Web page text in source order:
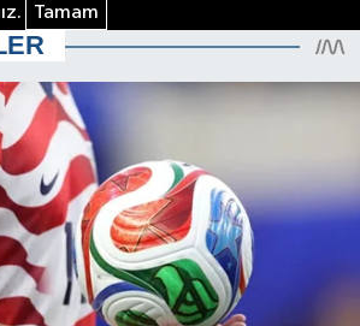
Tamam